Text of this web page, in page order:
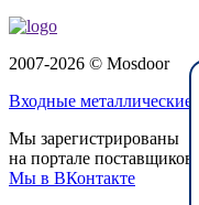
2007-2026 © Mosdoor
Входные металлические
Мы зарегистрированы
на портале поставщиков
Мы в ВКонтакте